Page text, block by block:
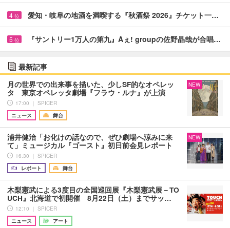
4 位 愛知・岐阜の地酒を満喫する『秋酒祭 2026』チケット一…
5 位 『サントリー1万人の第九』Aぇ! groupの佐野晶哉が合唱…
最新記事
月の世界での出来事を描いた、少しSF的なオペレッ
タ 東京オペレッタ劇場『フラウ・ルナ』が上演
17:00 ｜ SPICER
ニュース
舞台
NEW
浦井健治「お化けの話なので、ぜひ劇場へ涼みに来
て」ミュージカル『ゴースト』初日前会見レポート
16:30 ｜ SPICER
レポート
舞台
NEW
木梨憲武による3度目の全国巡回展『木梨憲武展－TO
UCH』北海道で初開催 8月22日（土）までサッ…
12:10 ｜ SPICER
ニュース
アート